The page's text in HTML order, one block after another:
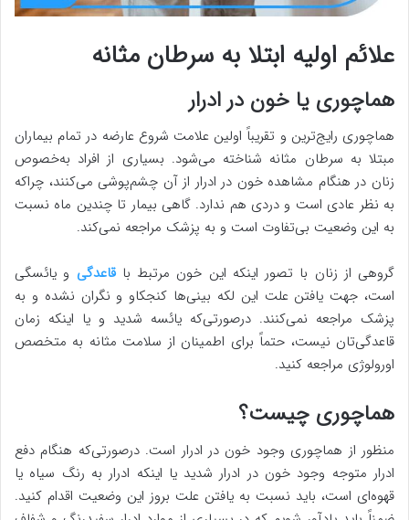
علائم اولیه ابتلا به سرطان مثانه
هماچوری یا خون در ادرار
هماچوری رایج‌ترین و تقریباً اولین علامت شروع عارضه در تمام بیماران
مبتلا به سرطان مثانه شناخته می‌شود. بسیاری از افراد به‌خصوص
زنان در هنگام مشاهده خون در ادرار از آن چشم‌پوشی می‌کنند، چراکه
به نظر عادی است و دردی هم ندارد. گاهی بیمار تا چندین ماه نسبت
به این وضعیت بی‌تفاوت است و به پزشک مراجعه نمی‌کند.
گروهی از زنان با تصور اینکه این خون مرتبط باقاعدگی و یائسگی
است، جهت یافتن علت این لکه بینی‌ها کنجکاو و نگران نشده و به
پزشک مراجعه نمی‌کنند. درصورتی‌که یائسه شدید و یا اینکه زمان
قاعدگی‌تان نیست، حتماً برای اطمینان از سلامت مثانه به متخصص
اورولوژی مراجعه کنید.
هماچوری چیست؟
منظور از هماچوری وجود خون در ادرار است. درصورتی‌که هنگام دفع
ادرار متوجه وجود خون در ادرار شدید یا اینکه ادرار به رنگ سیاه یا
قهوه‌ای است، باید نسبت به یافتن علت بروز این وضعیت اقدام کنید.